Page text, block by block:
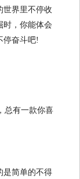
世界里不停收
时，你能体会
停奋斗吧!
是简单的不得